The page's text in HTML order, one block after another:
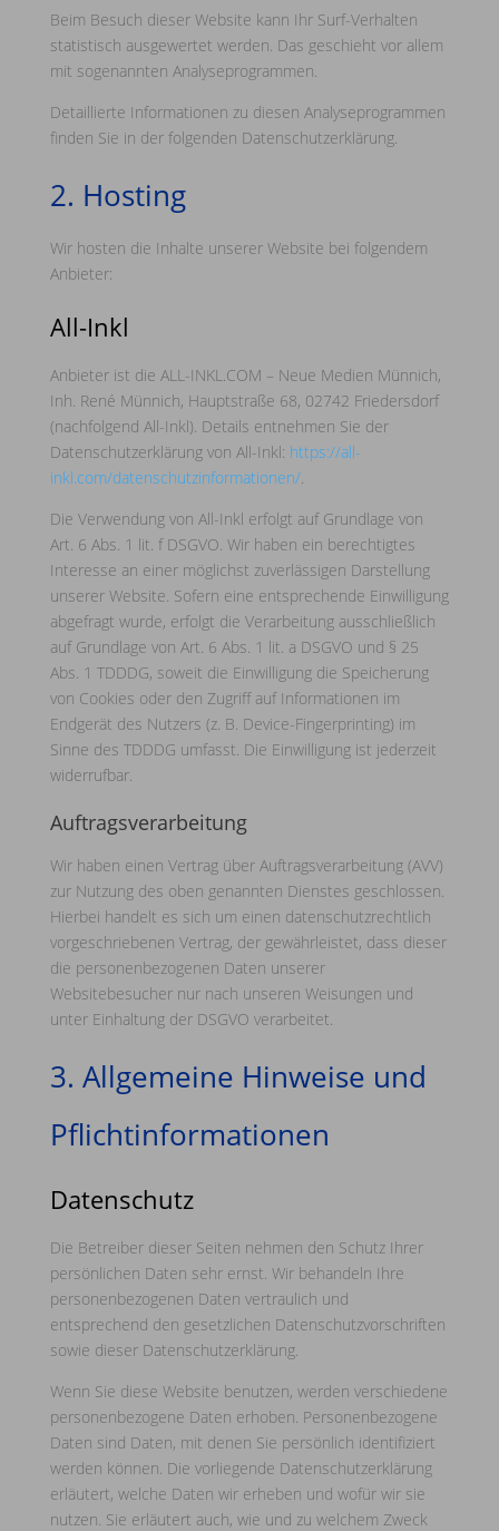
Beim Besuch dieser Website kann Ihr Surf-Verhalten
statistisch ausgewertet werden. Das geschieht vor allem
mit sogenannten Analyseprogrammen.
Detaillierte Informationen zu diesen Analyseprogrammen
finden Sie in der folgenden Datenschutzerklärung.
2. Hosting
Wir hosten die Inhalte unserer Website bei folgendem
Anbieter:
All-Inkl
Anbieter ist die ALL-INKL.COM – Neue Medien Münnich,
Inh. René Münnich, Hauptstraße 68, 02742 Friedersdorf
(nachfolgend All-Inkl). Details entnehmen Sie der
Datenschutzerklärung von All-Inkl: https://all-
inkl.com/datenschutzinformationen/.
Die Verwendung von All-Inkl erfolgt auf Grundlage von
Art. 6 Abs. 1 lit. f DSGVO. Wir haben ein berechtigtes
Interesse an einer möglichst zuverlässigen Darstellung
unserer Website. Sofern eine entsprechende Einwilligung
abgefragt wurde, erfolgt die Verarbeitung ausschließlich
auf Grundlage von Art. 6 Abs. 1 lit. a DSGVO und § 25
Abs. 1 TDDDG, soweit die Einwilligung die Speicherung
von Cookies oder den Zugriff auf Informationen im
Endgerät des Nutzers (z. B. Device-Fingerprinting) im
Sinne des TDDDG umfasst. Die Einwilligung ist jederzeit
widerrufbar.
Auftragsverarbeitung
Wir haben einen Vertrag über Auftragsverarbeitung (AVV)
zur Nutzung des oben genannten Dienstes geschlossen.
Hierbei handelt es sich um einen datenschutzrechtlich
vorgeschriebenen Vertrag, der gewährleistet, dass dieser
die personenbezogenen Daten unserer
Websitebesucher nur nach unseren Weisungen und
unter Einhaltung der DSGVO verarbeitet.
3. Allgemeine Hinweise und
Pflicht­informationen
Datenschutz
Die Betreiber dieser Seiten nehmen den Schutz Ihrer
persönlichen Daten sehr ernst. Wir behandeln Ihre
personenbezogenen Daten vertraulich und
entsprechend den gesetzlichen Datenschutzvorschriften
sowie dieser Datenschutzerklärung.
Wenn Sie diese Website benutzen, werden verschiedene
personenbezogene Daten erhoben. Personenbezogene
Daten sind Daten, mit denen Sie persönlich identifiziert
werden können. Die vorliegende Datenschutzerklärung
erläutert, welche Daten wir erheben und wofür wir sie
nutzen. Sie erläutert auch, wie und zu welchem Zweck